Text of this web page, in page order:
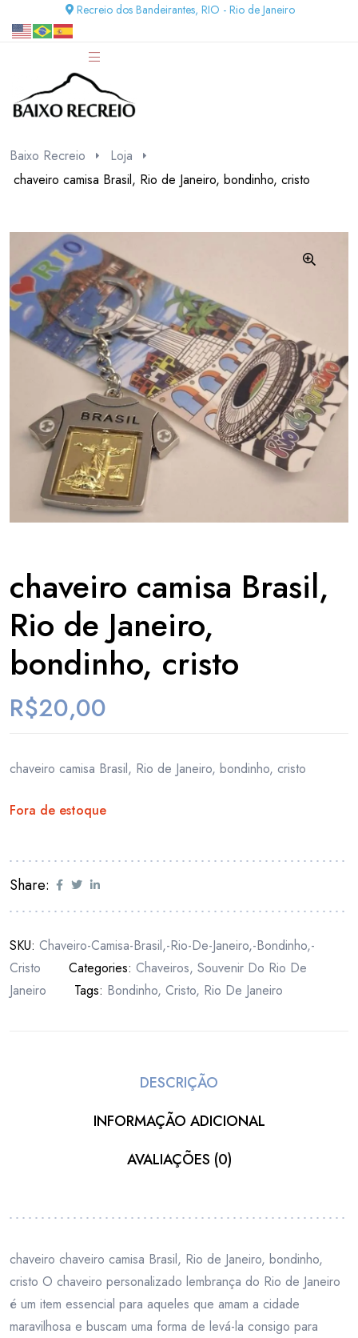
Recreio dos Bandeirantes, RIO - Rio de Janeiro
Baixo Recreio
Loja
chaveiro camisa Brasil, Rio de Janeiro, bondinho, cristo
chaveiro camisa Brasil,
Rio de Janeiro,
bondinho, cristo
R$20,00
chaveiro camisa Brasil, Rio de Janeiro, bondinho, cristo
Fora de estoque
Share:
SKU: Chaveiro-Camisa-Brasil,-Rio-De-Janeiro,-Bondinho,-
Cristo
Categories: Chaveiros, Souvenir Do Rio De
Janeiro
Tags: Bondinho, Cristo, Rio De Janeiro
DESCRIÇÃO
INFORMAÇÃO ADICIONAL
AVALIAÇÕES (0)
chaveiro chaveiro camisa Brasil, Rio de Janeiro, bondinho,
cristo O chaveiro personalizado lembrança do Rio de Janeiro
é um item essencial para aqueles que amam a cidade
maravilhosa e buscam uma forma de levá-la consigo para